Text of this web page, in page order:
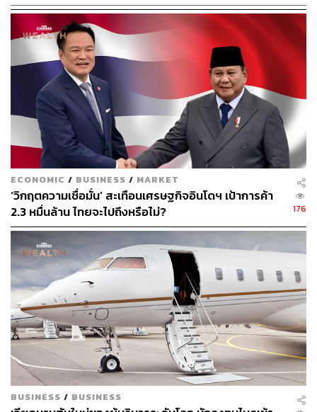
รัฐบาล ในช่วงเวลาดังกล่าว
อัตราแลกเปลี่ยนสกุลเงิน:ความผันผวนของอัตราแลก
เปลี่ยน อาจส่งผลกระทบต่อการลงทุนระหว่างประเทศ
และความตึงเครียดทางการค้า ซึ่งการลงทุนจะสามารถ
ลดความเสี่ยงได้โดยการกระจายการถือครองสกุลเงิน
ในหลายสกุล หรือใช้เครื่องมือทางการเงินป้องกันความ
เสี่ยงด้านอัตราแลกเปลี่ยน
ความเชื่อมั่นของผู้บริโภค:ความเชื่อมั่นของผู้บริโภคที่
สูง มักจะนำไปสู่การใช้จ่ายของผู้บริโภคและการเติบโต
ทางเศรษฐกิจที่เพิ่มขึ้น การลงทุนสามารถมุ่งเน้นไปที่
ภาคส่วนและบริษัทที่ตอบสนองต่อความต้องการของผู้
บริโภค
นโยบายการค้า:จับตานโยบายการค้าและอัตราเก็บ
ภาษีศุลกากร เนื่องจากอาจส่งผลกระทบต่อธุรกิจที่ต้อง
พึ่งพาการค้าโลกอย่างมาก การลงทุนสามารถกระจาย
การลงทุนข้ามบริษัทที่มีการลงทุนทั้งในและต่าง
ประเทศ
นโยบายของรัฐบาล:ติดตามข่าวสารเกี่ยวกับนโยบาย
และกฎระเบียบของรัฐบาล เนื่องจากอาจมีความผันผวน
อย่างมากในระหว่างความขัดแย้ง การเปลี่ยนแปลงด้าน
ภาษี กฎระเบียบของอุตสาหกรรม หรือมาตรการ
กระตุ้นทางการคลังอาจมีผลกระทบอย่างมากต่อภาค
ส่วนและธุรกิจเฉพาะ
ราคาสินค้าโภคภัณฑ์:
ราคาสินค้าโภคภัณฑ์ น้ำมัน
ECONOMIC / BUSINESS / MARKET
‘วิกฤตความเชื่อมั่น’ สะเทือนเศรษฐกิจอินโดฯ เป้าการค้า
2.3 หมื่นล้าน ไทยจะไปถึงหรือไม่?
176
BUSINESS / BUSINESS